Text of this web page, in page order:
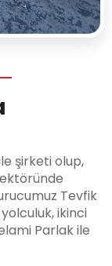
şirketi olup,
Tevfik
ikinci
Parlak ile